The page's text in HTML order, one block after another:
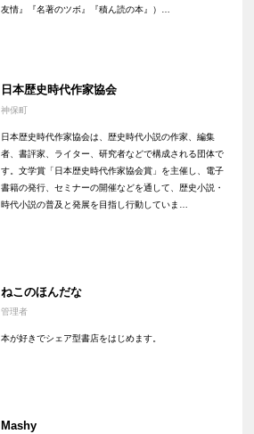
友情』『名著のツボ』『積ん読の本』）…
日本歴史時代作家協会
神保町
日本歴史時代作家協会は、歴史時代小説の作家、編集
者、書評家、ライター、研究者などで構成される団体で
す。文学賞「日本歴史時代作家協会賞」を主催し、電子
書籍の発行、セミナーの開催などを通して、歴史小説・
時代小説の普及と発展を目指し行動していま…
ねこのほんだな
管理者
本が好きでシェア型書店をはじめます。
Mashy